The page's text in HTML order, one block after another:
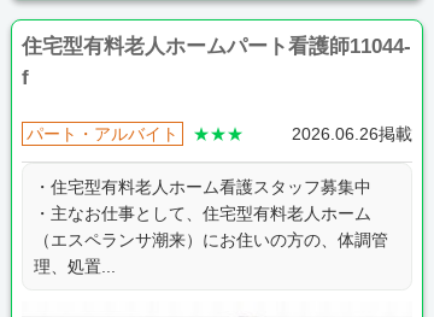
住宅型有料老人ホームパート看護師11044-
f
パート・アルバイト ★★★ 2026.06.26掲載
・住宅型有料老人ホーム看護スタッフ募集中
・主なお仕事として、住宅型有料老人ホーム
（エスペランサ潮来）にお住いの方の、体調管
理、処置...